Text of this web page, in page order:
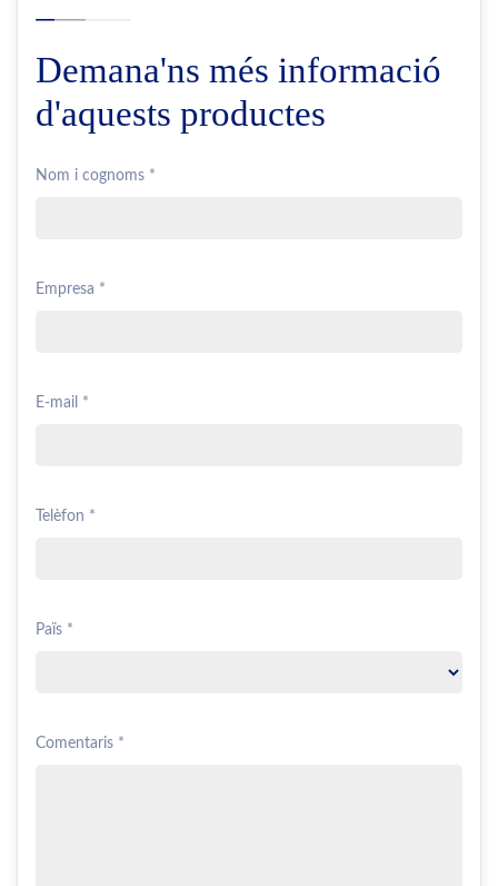
Demana'ns més informació
d'aquests productes
Nom i cognoms *
Empresa *
E-mail *
Telèfon *
Païs *
Comentaris *